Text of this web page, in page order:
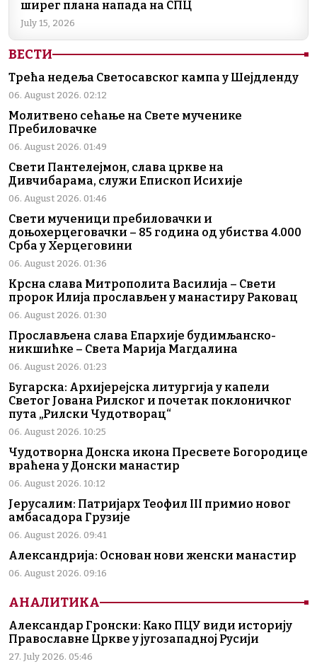
ширег плана напада на СПЦ
July 15, 2026
ВЕСТИ
Трећа недеља Светосавског кампа у Шејдленду
06. August 2026. 02:12
Молитвено сећање на Свете мученике
Пребиловачке
06. August 2026. 01:49
Свети Пантелејмон, слава цркве на
Дивчибарама, служи Епископ Исихије
06. August 2026. 01:46
Свети мученици пребиловачки и
доњохерцеговачки – 85 година од убиства 4.000
Срба у Херцеговини
06. August 2026. 01:36
Крсна слава Митрополита Василија – Свети
пророк Илија прослављен у манастиру Раковац
06. August 2026. 01:30
Прослављена слава Епархије будимљанско-
никшићке – Света Марија Магдалина
06. August 2026. 01:23
Бугарска: Архијерејска литургија у капели
Светог Јована Рилског и почетак поклоничког
пута „Рилски Чудотворац“
06. August 2026. 10:25
Чудотворна Донска икона Пресвете Богородице
враћена у Донски манастир
06. August 2026. 10:12
Јерусалим: Патријарх Теофил III примио новог
амбасадора Грузије
06. August 2026. 09:41
Александрија: Основан нови женски манастир
06. August 2026. 09:16
АНАЛИТИКА
Александар Гронски: Како ПЦУ види историју
Православне Цркве у југозападној Русији
27. July 2026. 05:46